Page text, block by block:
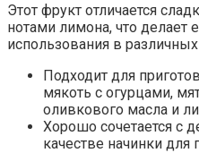
Этот фрукт отличается
нотами лимона, что делает
использования в
Подходит для
мякоть с огурцами,
оливкового масла и
Хорошо сочетается с
качестве начинки для